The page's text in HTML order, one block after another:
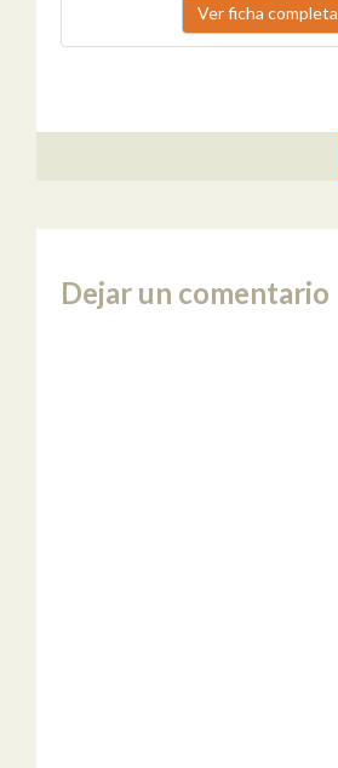
Ver ficha completa
Dejar un comentario